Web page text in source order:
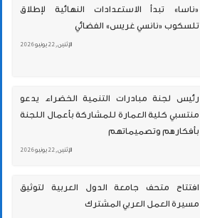
«ناسا» تبدأ الاستعدادات النهائية لإطلاق
تلسكوب «نانسي غريس» الفضائي
الإثنين , 22 يونيو 2026
رئيس لجنة مبادرات التنمية الخضراء يدعو
منتسبي كلية العمارة للمشاركة بأعمال اللجنة
بأفكارهم وتصميماتهم
الإثنين , 22 يونيو 2026
افتتاح متحف جامعة الدول العربية لتوثيق
مسيرة العمل العربي المشترك